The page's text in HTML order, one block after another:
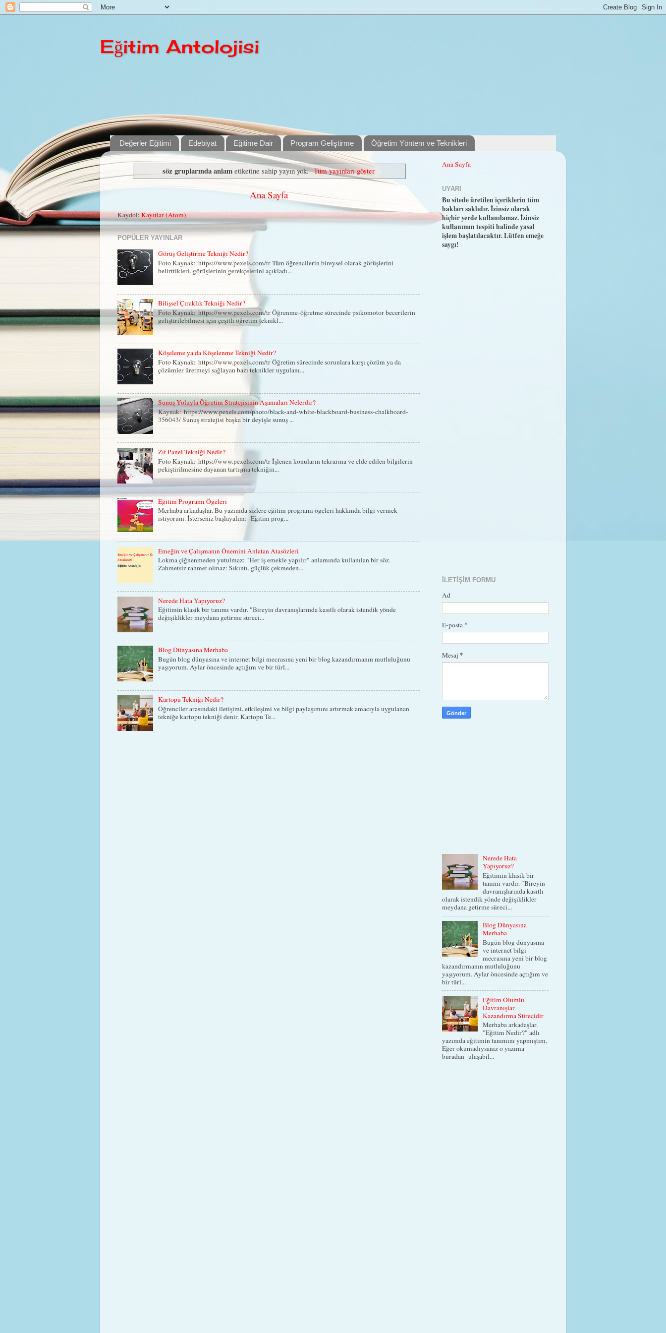
Eğitim Antolojisi
Değerler Eğitimi Edebiyat Eğitime Dair Program Geliştirme Öğretim Yöntem ve Teknikleri
söz gruplarında anlam etiketine sahip yayın yok. Tüm yayınları göster
Ana Sayfa
Kaydol:Kayıtlar (Atom)
POPÜLER YAYINLAR
Görüş Geliştirme Tekniği Nedir?
Foto Kaynak: https://www.pexels.com/tr Tüm öğrencilerin bireysel olarak görüşlerini
belirttikleri, görüşlerinin gerekçelerini açıkladı...
Bilişsel Çıraklık Tekniği Nedir?
Foto Kaynak: https://www.pexels.com/tr Öğrenme-öğretme sürecinde psikomotor becerilerin
geliştirilebilmesi için çeşitli öğretim teknikl...
Köşeleme ya da Köşelenme Tekniği Nedir?
Foto Kaynak: https://www.pexels.com/tr Öğretim sürecinde sorunlara karşı çözüm ya da
çözümler üretmeyi sağlayan bazı teknikler uygulanı...
Sunuş Yoluyla Öğretim Stratejisinin Aşamaları Nelerdir?
Kaynak: https://www.pexels.com/photo/black-and-white-blackboard-business-chalkboard-
356043/ Sunuş stratejisi başka bir deyişle sunuş ...
Zıt Panel Tekniği Nedir?
Foto Kaynak: https://www.pexels.com/tr İşlenen konuların tekrarına ve elde edilen bilgilerin
pekiştirilmesine dayanan tartışma tekniğin...
Eğitim Programı Ögeleri
Merhaba arkadaşlar. Bu yazımda sizlere eğitim programı ögeleri hakkında bilgi vermek
istiyorum. İsterseniz başlayalım: Eğitim prog...
Emeğin ve Çalışmanın Önemini Anlatan Atasözleri
Lokma çiğnenmeden yutulmaz: "Her iş emekle yapılır" anlamında kullanılan bir söz.
Zahmetsiz rahmet olmaz: Sıkıntı, güçlük çekmeden...
Nerede Hata Yapıyoruz?
Eğitimin klasik bir tanımı vardır. "Bireyin davranışlarında kasıtlı olarak istendik yönde
değişiklikler meydana getirme süreci...
Blog Dünyasına Merhaba
Bugün blog dünyasına ve internet bilgi mecrasına yeni bir blog kazandırmanın mutluluğunu
yaşıyorum. Aylar öncesinde açtığım ve bir türl...
Kartopu Tekniği Nedir?
Öğrenciler arasındaki iletişimi, etkileşimi ve bilgi paylaşımını artırmak amacıyla uygulanan
tekniğe kartopu tekniği denir. Kartopu Te...
Ana Sayfa
UYARI
Bu sitede üretilen içeriklerin tüm
hakları saklıdır. İzinsiz olarak
hiçbir yerde kullanılamaz. İzinsiz
kullanımın tespiti halinde yasal
işlem başlatılacaktır. Lütfen emeğe
saygı!
İLETIŞIM FORMU
Ad
E-posta *
Mesaj *
Nerede Hata
Yapıyoruz?
Eğitimin klasik bir
tanımı vardır. "Bireyin
davranışlarında kasıtlı
olarak istendik yönde değişiklikler
meydana getirme süreci...
Blog Dünyasına
Merhaba
Bugün blog dünyasına
ve internet bilgi
mecrasına yeni bir blog
kazandırmanın mutluluğunu
yaşıyorum. Aylar öncesinde açtığım ve
bir türl...
Eğitim Olumlu
Davranışlar
Kazandırma Sürecidir
Merhaba arkadaşlar.
"Eğitim Nedir?" adlı
yazımda eğitimin tanımını yapmıştım.
Eğer okumadıysanız o yazıma
buradan ulaşabil...